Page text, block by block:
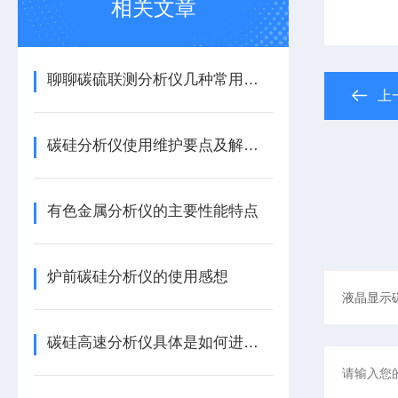
相关文章
聊聊碳硫联测分析仪几种常用的检测方法
碳硅分析仪使用维护要点及解决办法
有色金属分析仪的主要性能特点
炉前碳硅分析仪的使用感想
碳硅高速分析仪具体是如何进行操作的呢？